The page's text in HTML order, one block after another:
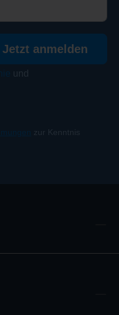
Jetzt anmelden
und
zur Kenntnis